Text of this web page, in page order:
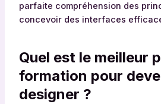
parfaite compréhension des
concevoir des interfaces
Quel est le meilleur
formation pour
designer ?